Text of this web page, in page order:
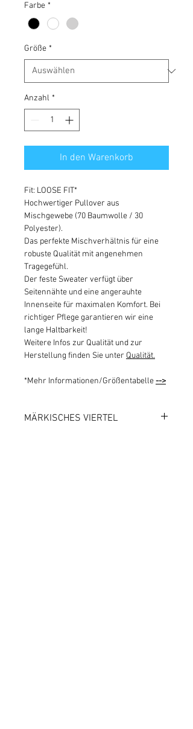
Farbe *
Größe *
Anzahl *
In den Warenkorb
Fit: LOOSE FIT*
Hochwertiger Pullover aus
Mischgewebe (70 Baumwolle / 30
Polyester).
Das perfekte Mischverhältnis für eine
robuste Qualität mit angenehmen
Tragegefühl.
Der feste Sweater verfügt über
Seitennähte und eine angerauhte
Innenseite für maximalen Komfort. Bei
richtiger Pflege garantieren wir eine
lange Haltbarkeit!
Weitere Infos zur Qualität und zur
Herstellung finden Sie unter Qualität.
*Mehr Informationen/Größentabelle-->
MÄRKISCHES VIERTEL